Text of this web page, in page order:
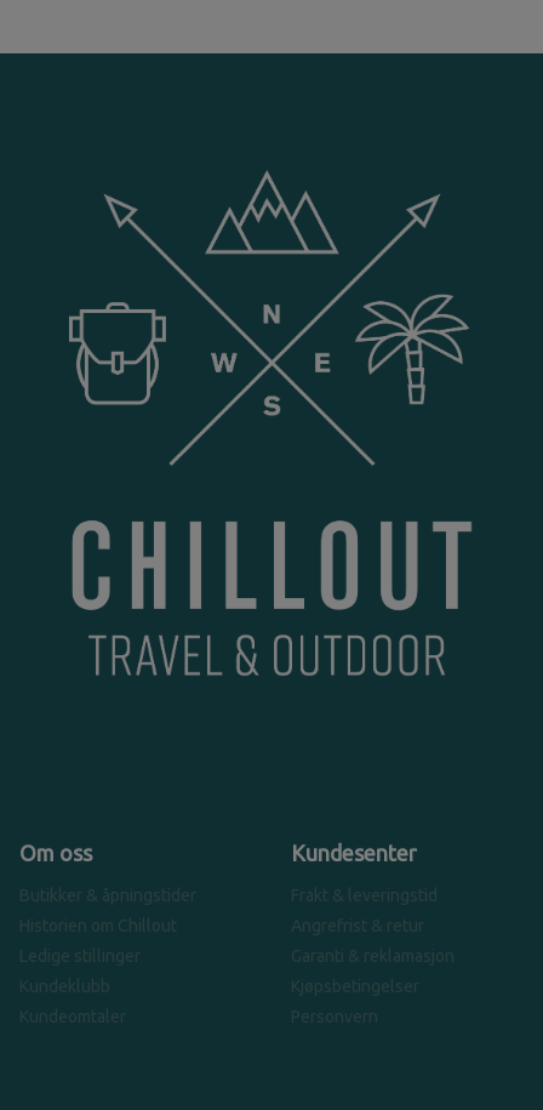
Om oss
Butikker & åpningstider
Historien om Chillout
Ledige stillinger
Kundeklubb
Kundeomtaler
Kundesenter
Frakt & leveringstid
Angrefrist & retur
Garanti & reklamasjon
Kjøpsbetingelser
Personvern